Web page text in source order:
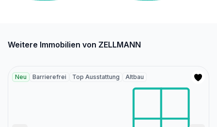
Weitere Immobilien von ZELLMANN
Neu Barrierefrei Top Ausstattung Altbau